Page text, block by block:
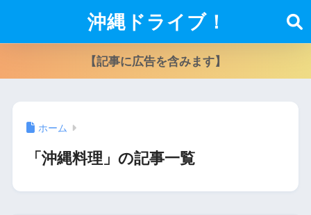
沖縄ドライブ！
【記事に広告を含みます】
ホーム
「沖縄料理」の記事一覧